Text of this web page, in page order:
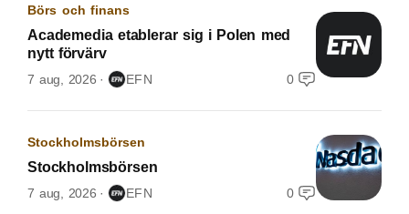
Börs och finans
Academedia etablerar sig i Polen med
nytt förvärv
7 aug, 2026 EFN 0
Stockholmsbörsen
Stockholmsbörsen
7 aug, 2026 EFN 0